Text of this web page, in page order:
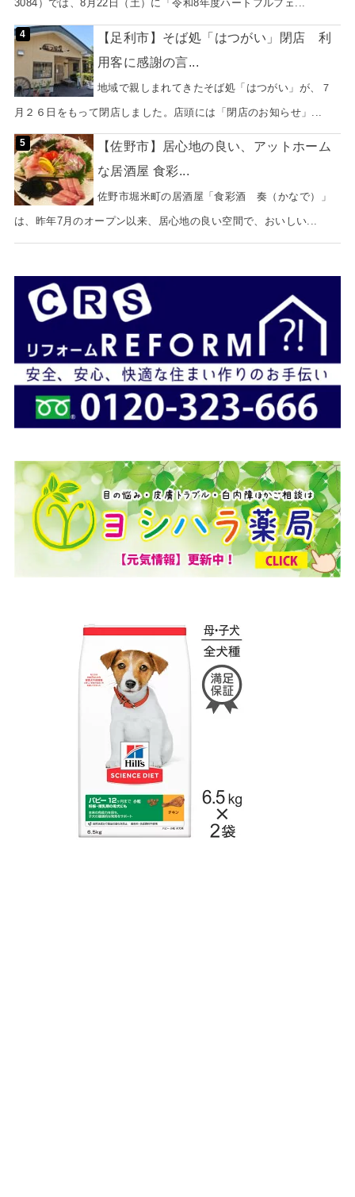
3084）では、8月22日（土）に「令和8年度ハートフルフェ...
【足利市】そば処「はつがい」閉店 利
用客に感謝の言...
地域で親しまれてきたそば処「はつがい」が、７
月２６日をもって閉店しました。店頭には「閉店のお知らせ」...
【佐野市】居心地の良い、アットホーム
な居酒屋 食彩...
佐野市堀米町の居酒屋「食彩酒 奏（かなで）」
は、昨年7月のオープン以来、居心地の良い空間で、おいしい...